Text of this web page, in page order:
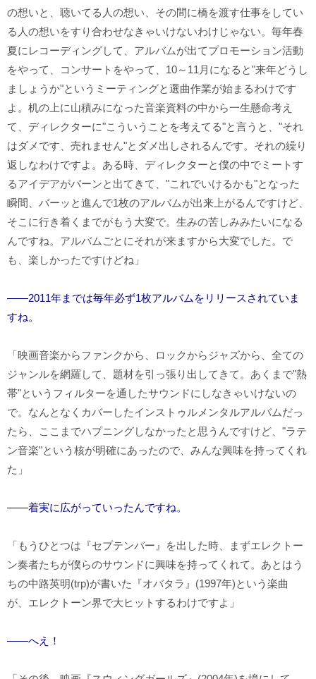
の想いと、聴いてる人の想い、その間に橋を渡す仕事をしてい
る人の想いをすり合わせなきゃいけないわけじゃない。毎年春
夏にレコーディングして、アルバムが出てプロモーション活動
をやって、コンサートをやって、10～11月になると"来年どうし
ましょうか"というミーティングと選曲作業が始まるわけです
よ。机の上に山積みになった音楽資料の中から一生懸命考え
て、ディレクターに"こういうことを考えてる"と言うと、"それ
はダメです、売れません"とダメ出しされるんです。それの繰り
返しなわけですよ。ある時、ディレクターと僕の中でミートす
るアイデアがバーンと出てきて、"これでいけるかも"となった
瞬間、バーッと進んで1枚のアルバムが出来上がるんですけど、
そこに行き着くまでがもう大変で。生みの苦しみみたいになる
んですね。アルバムごとにそれが来ますから大変でした。で
も、楽しかったですけどね」
――2011年までは毎年必ず1枚アルバムをリリースされていま
すね。
「映画音楽からファンクから、ロックからジャズから、全ての
ジャンルを網羅して、題材を引っ張り出してきて。あくまで"熱
帯"というフィルターを通したサウンドにしなきゃいけないの
で。なんとなくカバーしたインストゥルメンタルアルバムだっ
たら、ここまでハプニングしなかったと思うんですけど、"ラテ
ン音楽"という核が明確にあったので、みんな興味を持ってくれ
た」
――着実に広がっていったんですね。
「もうひとつは『セプテンバー』を出した時、まずエレクトー
ン奏者たちが僕らのサウンドに興味を持ってくれて。あとはう
ちの中路英明(trp)が書いた『オバタラ』(1997年)という楽曲
が、エレクトーン界で大ヒットするわけですよ」
――へえ！